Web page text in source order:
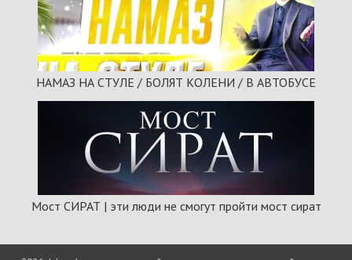
НАМАЗ НА СТУЛЕ / БОЛЯТ КОЛЕНИ / В АВТОБУСЕ
Мост СИРАТ | эти люди не смогут пройти мост сират